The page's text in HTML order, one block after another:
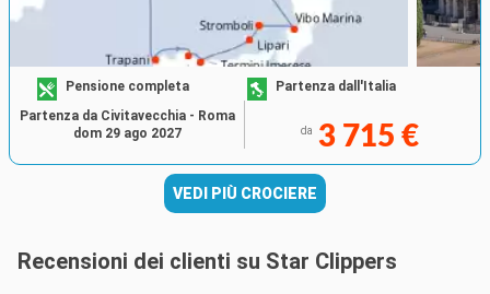
Pensione completa Partenza dall'Italia
da 3 715 €
Partenza da Civitavecchia - Roma
dom 29 ago 2027
VEDI PIÙ CROCIERE
Recensioni dei clienti su Star Clippers